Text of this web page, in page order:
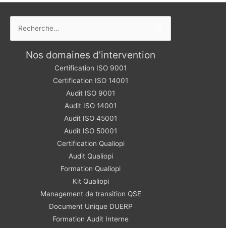
Nos domaines d’intervention
Certification ISO 9001
Certification ISO 14001
Audit ISO 9001
Audit ISO 14001
Audit ISO 45001
Audit ISO 50001
Certification Qualiopi
Audit Qualiopi
Formation Qualiopi
Kit Qualiopi
Management de transition QSE
Document Unique DUERP
Formation Audit Interne